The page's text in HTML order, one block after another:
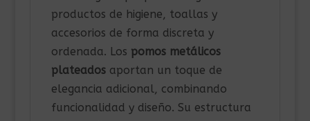
productos de higiene, toallas y
accesorios de forma discreta y
ordenada. Los pomos metálicos
plateadosaportan un toque de
elegancia adicional, combinando
funcionalidad y diseño. Su estructura